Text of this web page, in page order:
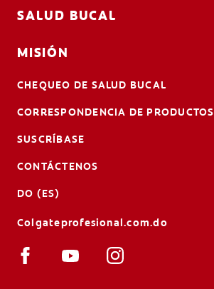
SALUD BUCAL
MISIÓN
CHEQUEO DE SALUD BUCAL
CORRESPONDENCIA DE PRODUCTOS
SUSCRÍBASE
CONTÁCTENOS
DO (ES)
Colgateprofesional.com.do